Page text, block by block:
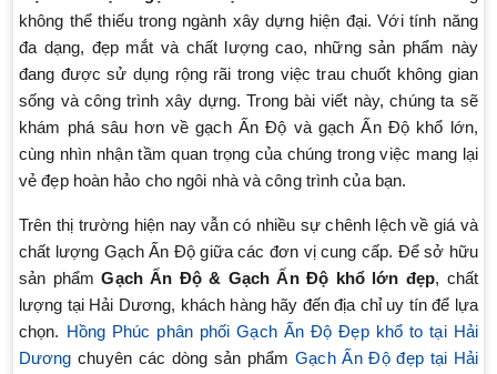
không thể thiếu trong ngành xây dựng hiện đại. Với tính năng
đa dạng, đẹp mắt và chất lượng cao, những sản phẩm này
đang được sử dụng rộng rãi trong việc trau chuốt không gian
sống và công trình xây dựng. Trong bài viết này, chúng ta sẽ
khám phá sâu hơn về gạch Ấn Độ và gạch Ấn Độ khổ lớn,
cùng nhìn nhận tầm quan trọng của chúng trong việc mang lại
vẻ đẹp hoàn hảo cho ngôi nhà và công trình của bạn.
Trên thị trường hiện nay vẫn có nhiều sự chênh lệch về giá và
chất lượng Gạch Ấn Độ giữa các đơn vị cung cấp. Để sở hữu
sản phẩmGạch Ấn Độ & Gạch Ấn Độ khổ lớn đẹp, chất
lượng tại Hải Dương, khách hàng hãy đến địa chỉ uy tín để lựa
chọn. Hồng Phúc phân phối Gạch Ấn Độ Đẹp khổ to tại Hải
Dương chuyên các dòng sản phẩmGạch Ấn Độ đẹp tại Hải